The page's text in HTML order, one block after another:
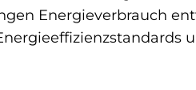
Energieverbrauch